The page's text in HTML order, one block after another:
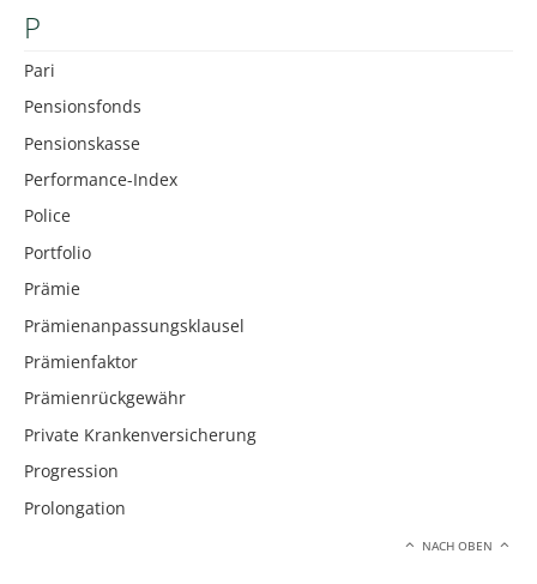
P
Pari
Pensionsfonds
Pensionskasse
Performance-Index
Police
Portfolio
Prämie
Prämienanpassungsklausel
Prämienfaktor
Prämienrückgewähr
Private Krankenversicherung
Progression
Prolongation
NACH OBEN